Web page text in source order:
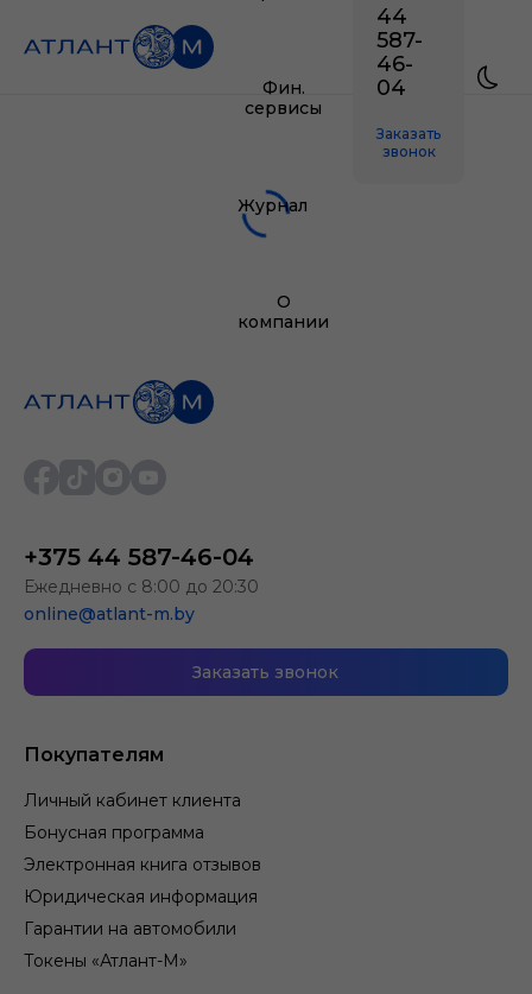
Фин.
сервисы
Журнал
О
компании
44
587-
46-
04
Заказать
звонок
Покупателям
Личный кабинет клиента
Бонусная программа
Электронная книга отзывов
Юридическая информация
Гарантии на автомобили
Токены «Атлант-М»
+375 44 587-46-04
Ежедневно с 8:00 до 20:30
online@atlant-m.by
Заказать звонок